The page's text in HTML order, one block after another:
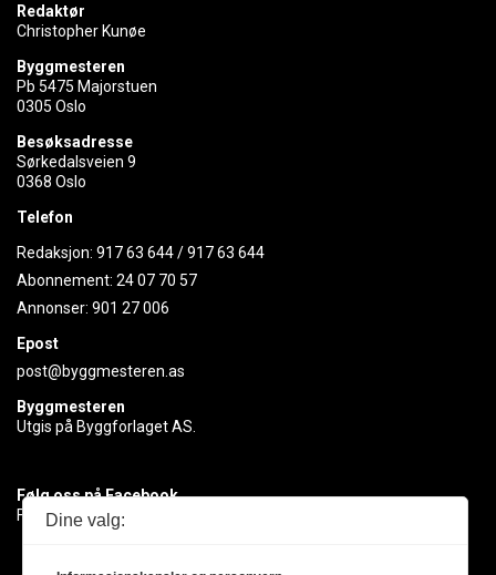
Redaktør
Christopher Kunøe
Byggmesteren
Pb 5475 Majorstuen
0305 Oslo
Besøksadresse
Sørkedalsveien 9
0368 Oslo
Telefon
Redaksjon: 917 63 644/917 63 644
Abonnement: 24 07 70 57
Annonser: 901 27 006
Epost
post@byggmesteren.as
Byggmesteren
Utgis på Byggforlaget AS.
Følg oss på Facebook
Få med deg det siste innen byggebransjen
Dine valg: